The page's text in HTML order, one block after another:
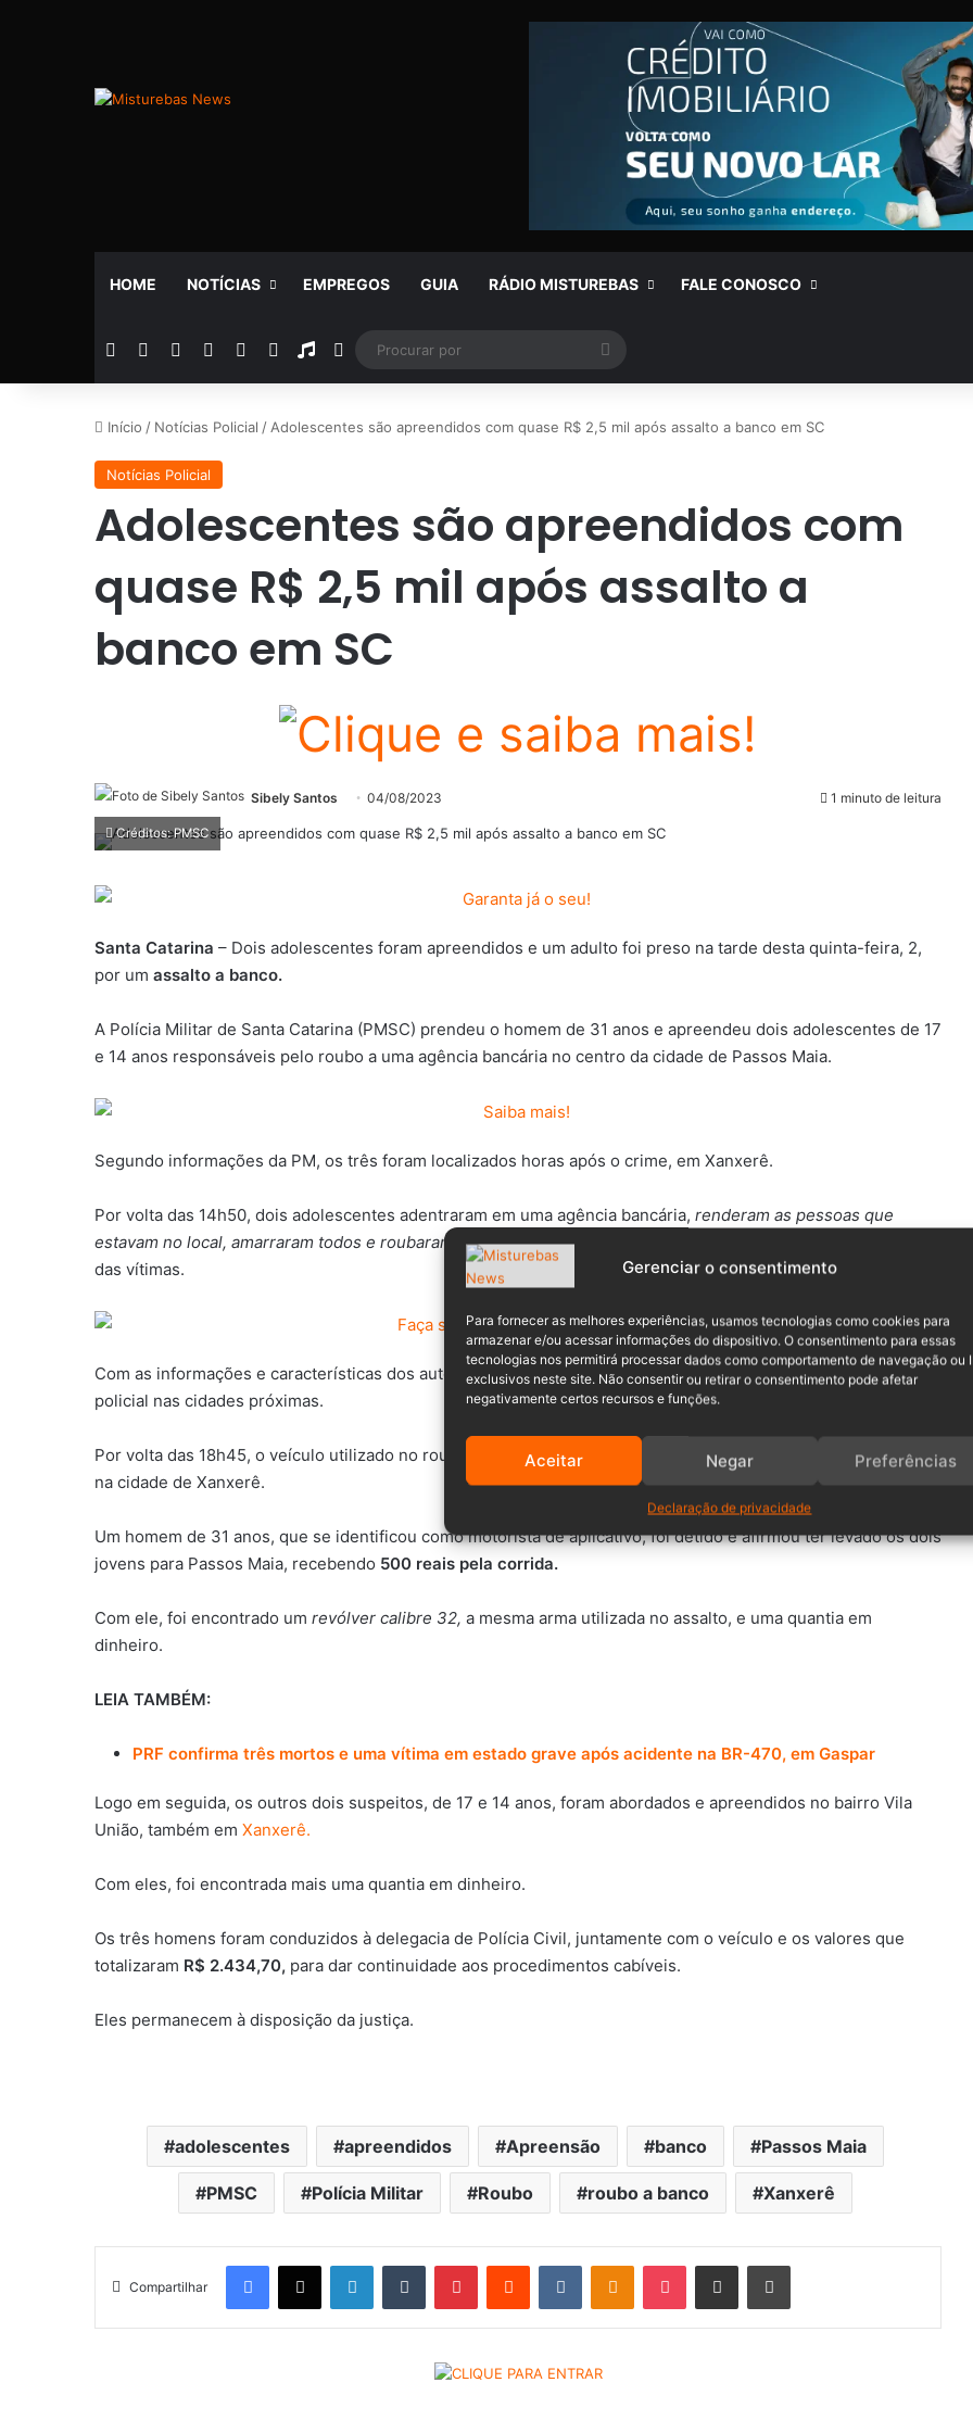
Gerenciar o consentimento
Para fornecer as melhores experiências, usamos tecnologias como cookies para
armazenar e/ou acessar informações do dispositivo. O consentimento para essas
tecnologias nos permitirá processar dados como comportamento de navegação ou
exclusivos neste site. Não consentir ou retirar o consentimento pode afetar
negativamente certos recursos e funções.
Aceitar Negar Preferências
Declaração de privacidade
HOME NOTÍCIAS EMPREGOS GUIA RÁDIO MISTUREBAS FALE CONOSCO
Facebook YouTubeInstagramTelegramWhatsApp
Rádio Switch skin
por
Início / Notícias Policial / Adolescentes são apreendidos com quase R$ 2,5 mil após assalto a banco em SC
Notícias Policial
Adolescentes são apreendidos com
quase R$ 2,5 mil após assalto a
banco em SC
Sibely Santos 04/08/2023 1 minuto de leitura
Créditos: PMSC
Santa Catarina – Dois adolescentes foram apreendidos e um adulto foi preso na tarde desta quinta-feira, 2,
por um assalto a banco.
A Polícia Militar de Santa Catarina (PMSC) prendeu o homem de 31 anos e apreendeu dois adolescentes de 17
e 14 anos responsáveis pelo roubo a uma agência bancária no centro da cidade de Passos Maia.
Segundo informações da PM, os três foram localizados horas após o crime, em Xanxerê.
Por volta das 14h50, dois adolescentes adentraram em uma agência bancária, renderam as pessoas que
estavam no local, amarraram todos e roubaram uma grande quantia em dinheiro,
das vítimas.
Com as informações e características dos autores em mãos, as guarnições da PMSC realizaram um cerco
policial nas cidades próximas.
Por volta das 18h45, o veículo utilizado no roubo, um Toyota/Etios de cor branca, foi identificado e abordado
na cidade de Xanxerê.
Um homem de 31 anos, que se identificou como motorista de aplicativo, foi detido e afirmou ter levado os dois
jovens para Passos Maia, recebendo 500 reais pela corrida.
Com ele, foi encontrado um revólver calibre 32, a mesma arma utilizada no assalto, e uma quantia em
dinheiro.
LEIA TAMBÉM:
PRF confirma três mortos e uma vítima em estado grave após acidente na BR-470, em Gaspar
Logo em seguida, os outros dois suspeitos, de 17 e 14 anos, foram abordados e apreendidos no bairro Vila
União, também em Xanxerê.
Com eles, foi encontrada mais uma quantia em dinheiro.
Os três homens foram conduzidos à delegacia de Polícia Civil, juntamente com o veículo e os valores que
totalizaram R$ 2.434,70, para dar continuidade aos procedimentos cabíveis.
Eles permanecem à disposição da justiça.
adolescentes apreendidos Apreensão banco Passos Maia
PMSC Polícia Militar Roubo roubo a banco Xanxerê
Compartilhar